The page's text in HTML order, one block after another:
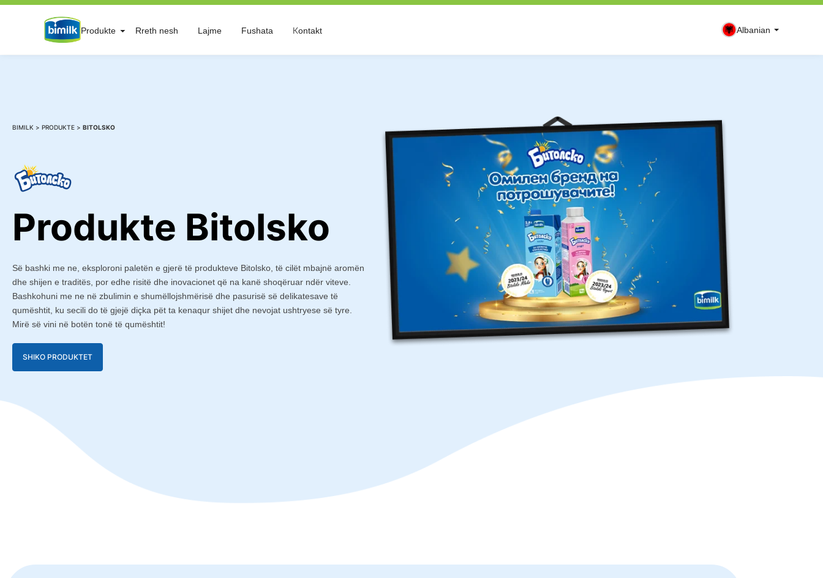
content
Produkte Rreth nesh Lajme Fushata Кontakt Albanian
BIMILK > PRODUKTE > BITOLSKO
Produkte Bitolsko
Së bashki me ne, eksploroni paletën e gjerë të produkteve Bitolsko, të cilët mbajnë aromën
dhe shijen e traditës, por edhe risitë dhe inovacionet që na kanë shoqëruar ndër viteve.
Bashkohuni me ne në zbulimin e shumëllojshmërisë dhe pasurisë së delikatesave të
qumështit, ku secili do të gjejë diçka pët ta kenaqur shijet dhe nevojat ushtryese së tyre.
Mirë së vini në botën tonë të qumështit!
SHIKO PRODUKTET